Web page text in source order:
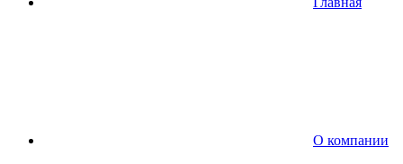
О компании